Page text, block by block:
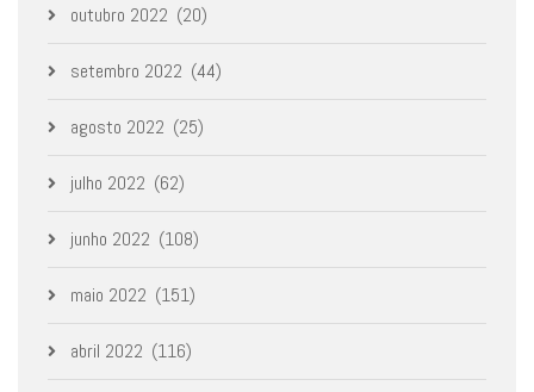
outubro 2022 (20)
setembro 2022 (44)
agosto 2022 (25)
julho 2022 (62)
junho 2022 (108)
maio 2022 (151)
abril 2022 (116)